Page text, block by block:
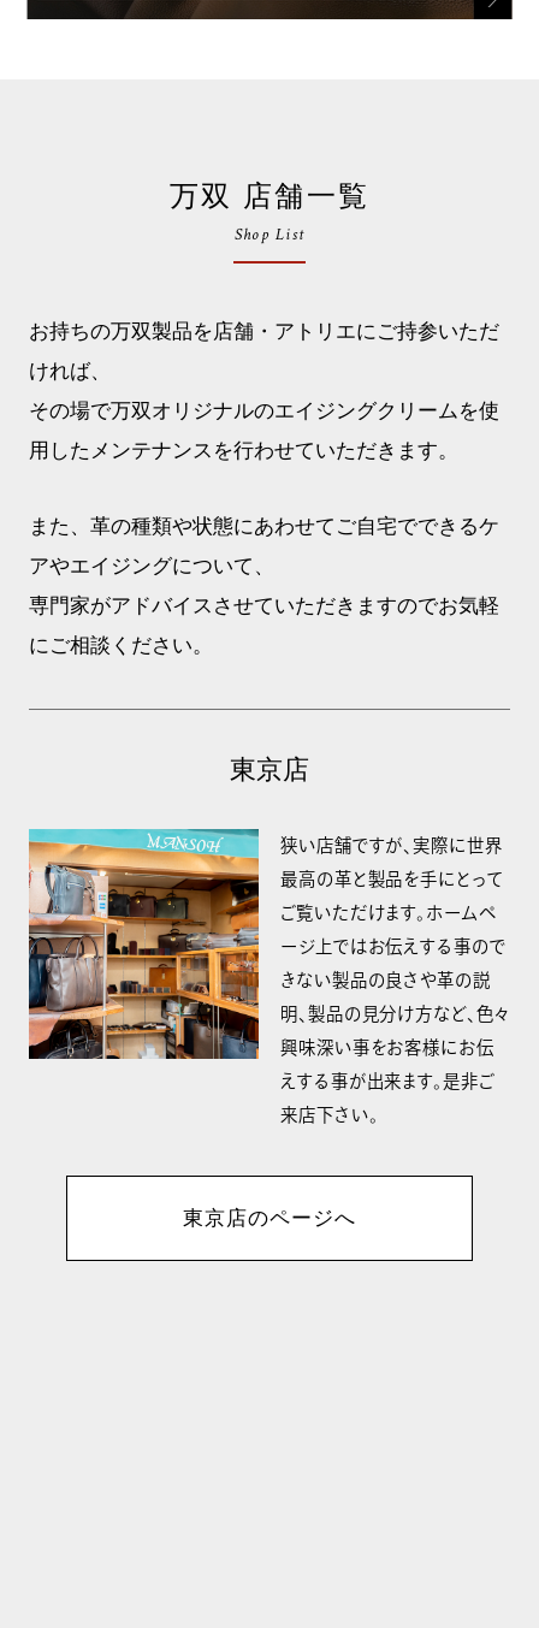
万双 店舗一覧
Shop List
お持ちの万双製品を店舗・アトリエにご持参いただ
ければ、
その場で万双オリジナルのエイジングクリームを使
用したメンテナンスを行わせていただきます。
また、革の種類や状態にあわせてご自宅でできるケ
アやエイジングについて、
専門家がアドバイスさせていただきますのでお気軽
にご相談ください。
東京店
狭い店舗ですが、実際に世界
最高の革と製品を手にとって
ご覧いただけます。ホームペ
ージ上ではお伝えする事ので
きない製品の良さや革の説
明、製品の見分け方など、色々
興味深い事をお客様にお伝
えする事が出来ます。是非ご
来店下さい。
東京店のページへ